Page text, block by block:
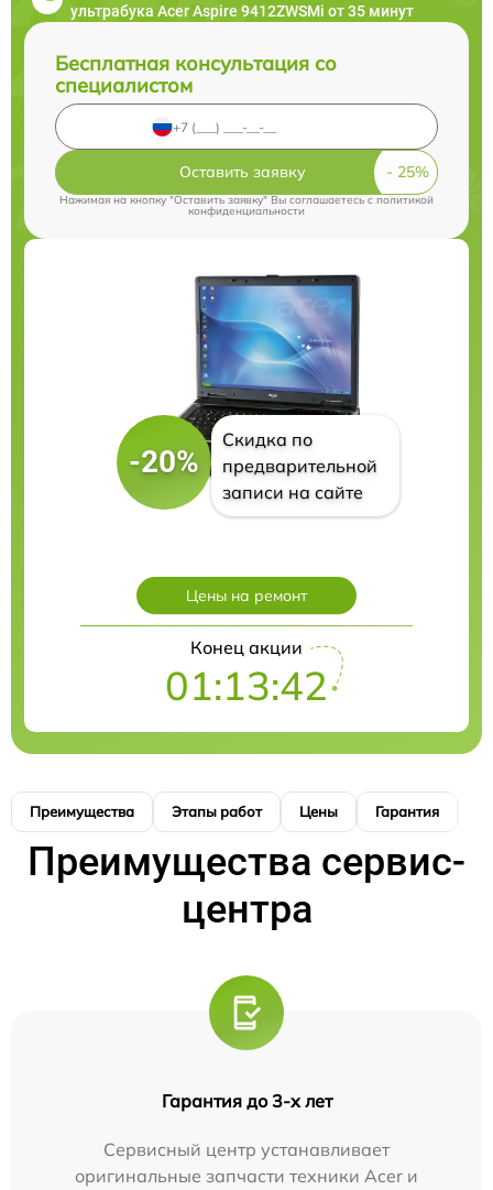
ультрабука Acer Aspire 9412ZWSMi от 35 минут
Бесплатная консультация со
специалистом
Оставить заявку
Нажимая на кнопку "Оставить заявку" Вы соглашаетесь cполитикой
конфиденциальности
-20%
Скидка по
предварительной
записи на сайте
Цены на ремонт
Конец акции
01:13:40
Преимущества Этапы работ Цены Гарантия
Преимущества сервис-
центра
Гарантия до 3-х лет
Сервисный центр устанавливает
оригинальные запчасти техники Acer и